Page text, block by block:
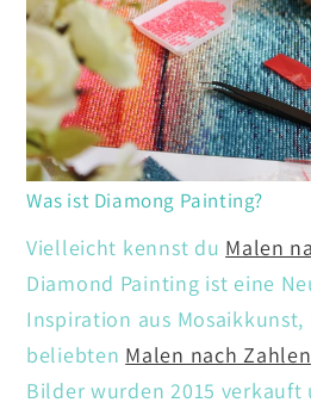
Was ist Diamong Painting?
Vielleicht kennst du Malen
Diamond Painting ist eine
Inspiration aus
beliebten Malen nach Zahlen
Bilder wurden 2015 verkauft